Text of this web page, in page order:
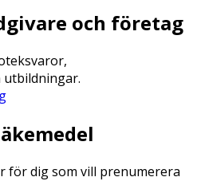
och företag
för dig som vill prenumerera